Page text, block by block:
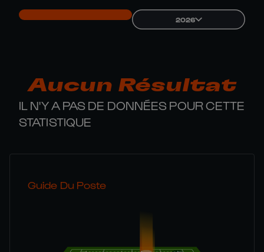
2026
Aucun Résultat
IL N'Y A PAS DE DONNÉES POUR CETTE
STATISTIQUE
Guide Du Poste